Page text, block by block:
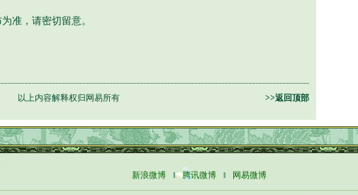
，请密切留意。
>>返回顶部
以上内容解释权归网易所有
新浪微博 ‖ 腾讯微博 ‖ 网易微博